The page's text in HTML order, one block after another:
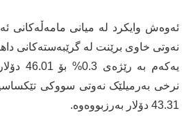
ئەوەش وایکرد لە میانی مامەڵەکانی
نەوتی خاوی برێنت لە گرێبەستەکانی
یەکەم
نرخی بەرمیلێک نەوتی سووکی
43.31 دۆلار بەرزبووەوە.